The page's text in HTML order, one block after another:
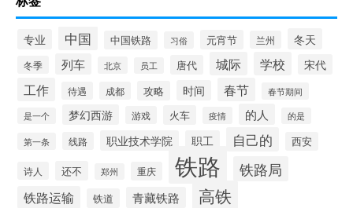
专业 中国 中国铁路 习俗 元宵节 兰州 冬天
冬季 列车 北京 员工 唐代 城际 学校 宋代
工作 待遇 成都 攻略 时间 春节 春节期间
是一个 梦幻西游 游戏 火车 疫情 的人 的是
第一条 线路 职业技术学院 职工 自己的 西安
诗人 还不 郑州 重庆 铁路 铁路局
铁路运输 铁道 青藏铁路 高铁